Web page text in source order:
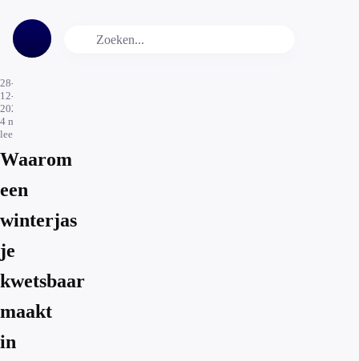
28-
12-
2025
4 min.
leestijd
Waarom
een
winterjas
je
kwetsbaar
maakt
in